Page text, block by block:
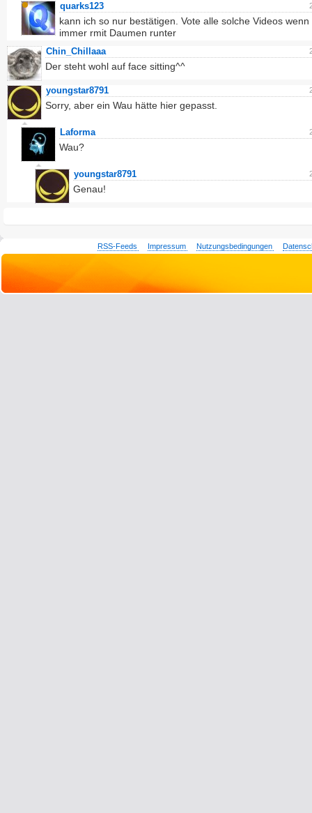
quarks123
kann ich so nur bestätigen. Vote alle solche Videos wenn
immer rmit Daumen runter
Chin_Chillaaa
Der steht wohl auf face sitting^^
youngstar8791
Sorry, aber ein Wau hätte hier gepasst.
Laforma
Wau?
youngstar8791
Genau!
RSS-Feeds Impressum Nutzungsbedingungen